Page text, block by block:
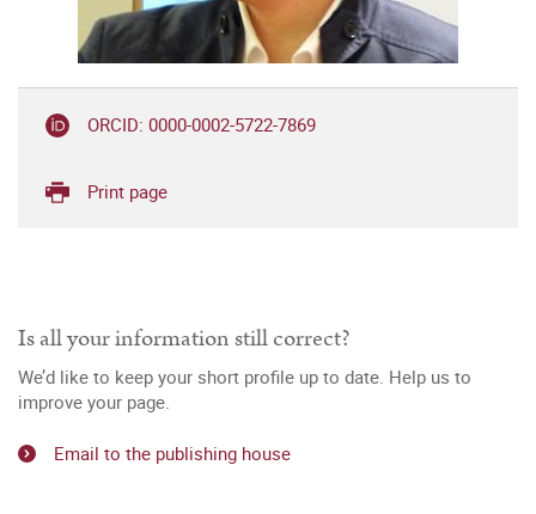
ORCID: 0000-0002-5722-7869
Print page
Is all your information still correct?
We’d like to keep your short profile up to date. Help us to
improve your page.
Email to the publishing house